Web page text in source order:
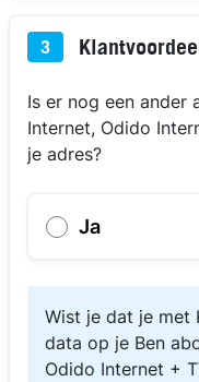
3 Klantvoordeel
Is er nog een ander
Internet, Odido
je adres?
Ja
Wist je dat je met
data op je Ben
Odido Internet +